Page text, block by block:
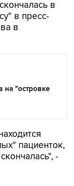
в
в пресс-
в
на "островке
пациенток,
-